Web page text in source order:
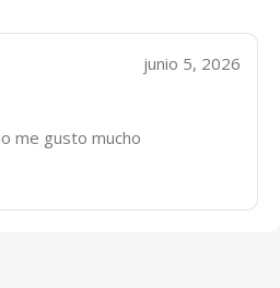
junio 5, 2026
me gusto mucho